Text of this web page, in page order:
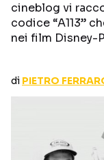
Categorie
CURIOSITÀ
cineblog vi
codice “A113”
nei film Disney-
di PIETRO